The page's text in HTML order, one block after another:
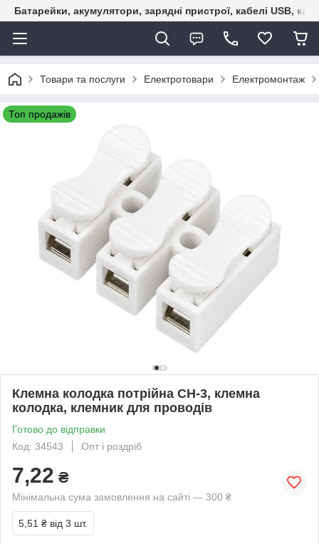
Батарейки, акумулятори, зарядні пристрої, кабелі USB,
Товари та послуги Електротовари Електромонтаж
Топ продажів
Клемна колодка потрійна CH-3, клемна
колодка, клемник для проводів
Готово до відправки
Код: 34543
Опт і роздріб
7,22 ₴
Мінімальна сума замовлення на сайті — 300 ₴
5,51 ₴ від 3 шт.